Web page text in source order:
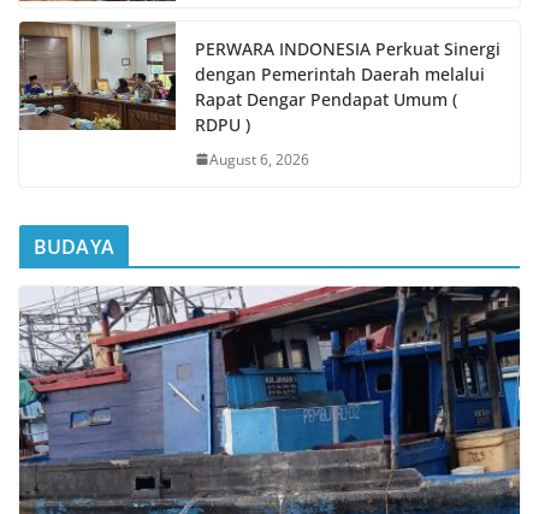
PERWARA INDONESIA Perkuat Sinergi
dengan Pemerintah Daerah melalui
Rapat Dengar Pendapat Umum (
RDPU )
August 6, 2026
BUDAYA